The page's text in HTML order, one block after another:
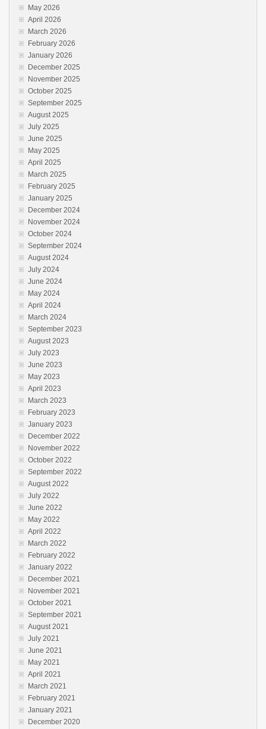
May 2026
April 2026
March 2026
February 2026
January 2026
December 2025
November 2025
October 2025
September 2025
August 2025
July 2025
June 2025
May 2025
April 2025
March 2025
February 2025
January 2025
December 2024
November 2024
October 2024
September 2024
August 2024
July 2024
June 2024
May 2024
April 2024
March 2024
September 2023
August 2023
July 2023
June 2023
May 2023
April 2023
March 2023
February 2023
January 2023
December 2022
November 2022
October 2022
September 2022
August 2022
July 2022
June 2022
May 2022
April 2022
March 2022
February 2022
January 2022
December 2021
November 2021
October 2021
September 2021
August 2021
July 2021
June 2021
May 2021
April 2021
March 2021
February 2021
January 2021
December 2020